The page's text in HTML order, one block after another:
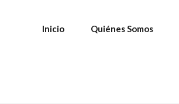
Inicio Quiénes Somos